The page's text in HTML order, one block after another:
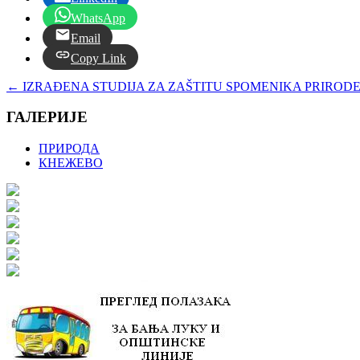
WhatsApp
Email
Copy Link
← IZRAĐENA STUDIJA ZA ZAŠTITU SPOMENIKA
ГАЛЕРИЈЕ
ПРИРОДА
КНЕЖЕВО